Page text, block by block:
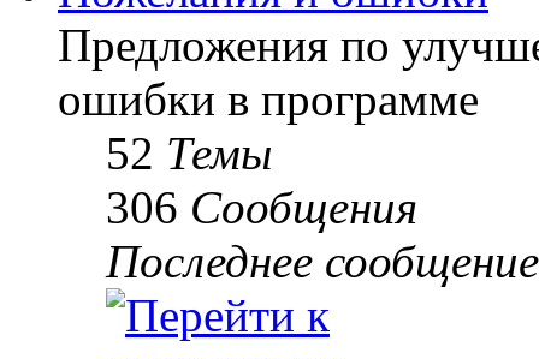
Предложения по
ошибки в программе
52 Темы
306 Сообщения
Последнее сообщение